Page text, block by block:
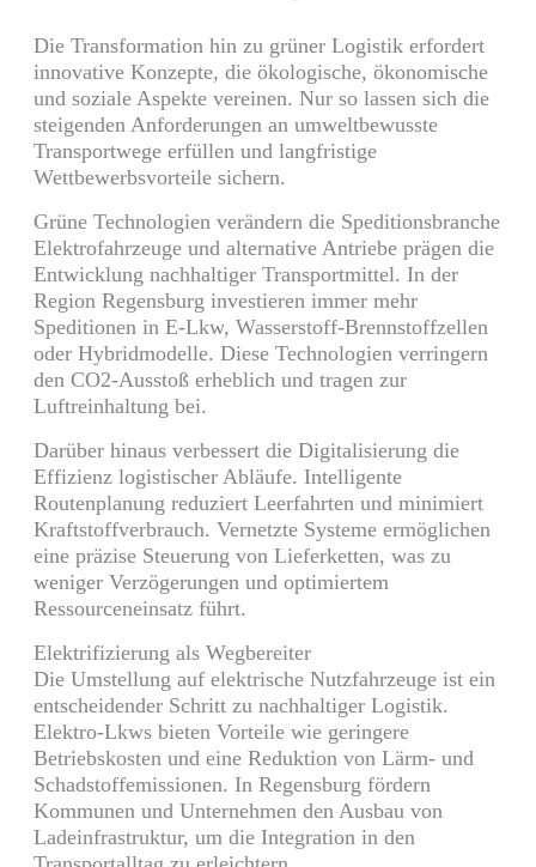
Die Transformation hin zu grüner Logistik erfordert
innovative Konzepte, die ökologische, ökonomische
und soziale Aspekte vereinen. Nur so lassen sich die
steigenden Anforderungen an umweltbewusste
Transportwege erfüllen und langfristige
Wettbewerbsvorteile sichern.
Grüne Technologien verändern die Speditionsbranche
Elektrofahrzeuge und alternative Antriebe prägen die
Entwicklung nachhaltiger Transportmittel. In der
Region Regensburg investieren immer mehr
Speditionen in E-Lkw, Wasserstoff-Brennstoffzellen
oder Hybridmodelle. Diese Technologien verringern
den CO2-Ausstoß erheblich und tragen zur
Luftreinhaltung bei.
Darüber hinaus verbessert die Digitalisierung die
Effizienz logistischer Abläufe. Intelligente
Routenplanung reduziert Leerfahrten und minimiert
Kraftstoffverbrauch. Vernetzte Systeme ermöglichen
eine präzise Steuerung von Lieferketten, was zu
weniger Verzögerungen und optimiertem
Ressourceneinsatz führt.
Elektrifizierung als Wegbereiter
Die Umstellung auf elektrische Nutzfahrzeuge ist ein
entscheidender Schritt zu nachhaltiger Logistik.
Elektro-Lkws bieten Vorteile wie geringere
Betriebskosten und eine Reduktion von Lärm- und
Schadstoffemissionen. In Regensburg fördern
Kommunen und Unternehmen den Ausbau von
Ladeinfrastruktur, um die Integration in den